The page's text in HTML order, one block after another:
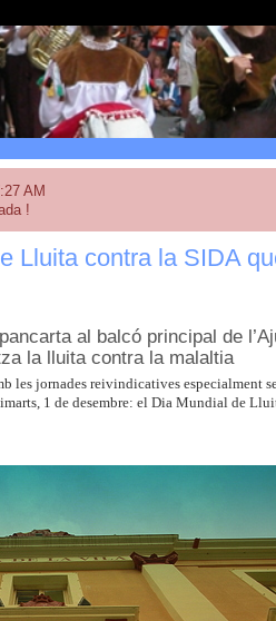
AM
!
Lluita contra la SIDA
al balcó principal de
la lluita contra la malaltia
les jornades reivindicatives especialment
1 de desembre: el Dia Mundial de